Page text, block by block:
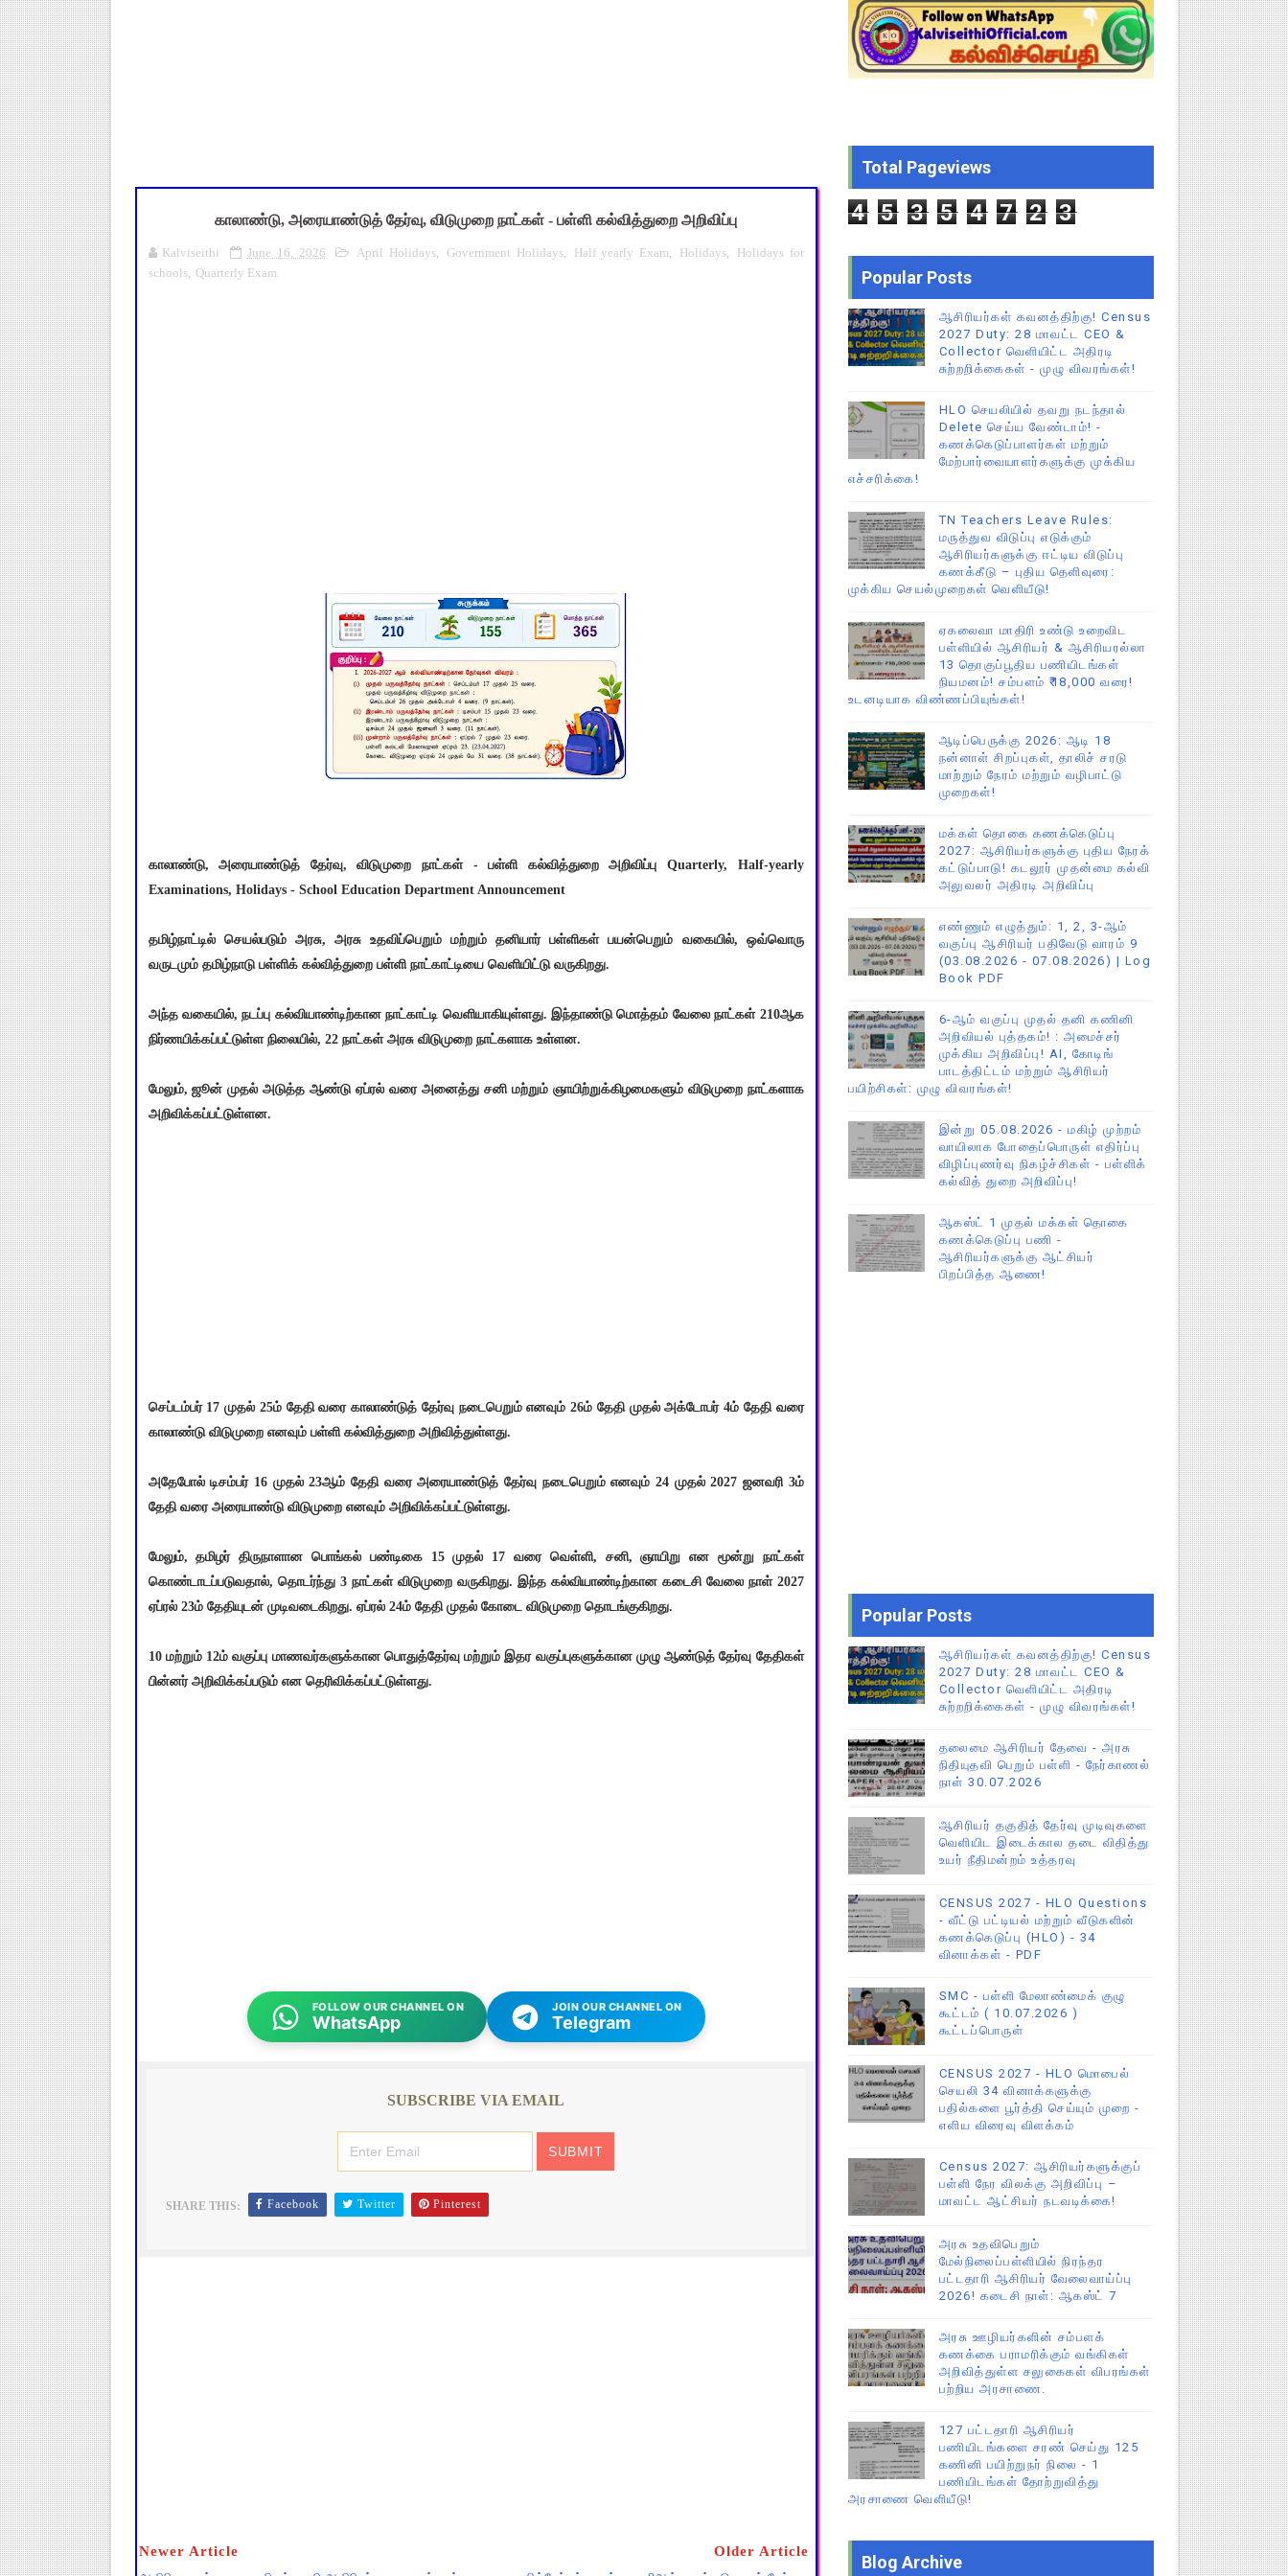
TET வழக்கு: மதுரை உயர்நீதிமன்றக் கிளை முக்கிய உத்தரவு! 8 வாரங்களில் முடிவெடுக்க அரசுக்கு ஆணையிடு!
அரசு ஊழியர்கள் கவனத்திற்கு: ஓய்வுக்குப் பிறகும் சாதி சான்றிதழ் உண்மைத் தன்மை ரத்தாகுமா? உயர் நீதிமன்ற முழு அமர்வு தீர்ப்பு விவரங்கள்!
அரசுப் பள்ளியில் கழிவறை கதவைத் திறந்த 9 மாணவர்களுக்கு மின்சாரத் தாக்குதல் – தலைமை ஆசிரியை சஸ்பெண்ட்!
காலாண்டு, அரையாண்டுத் தேர்வு, விடுமுறை நாட்கள் - பள்ளி கல்வித்துறை அறிவிப்பு
Kalviseithi June 16, 2026 April Holidays, Government Holidays, Half yearly Exam, Holidays,
Holidays for
schools, Quarterly Exam
காலாண்டு, அரையாண்டுத் தேர்வு, விடுமுறை நாட்கள் - பள்ளி கல்வித்துறை அறிவிப்பு Quarterly, Half-yearly
Examinations, Holidays - School Education Department Announcement
தமிழ்நாட்டில் செயல்படும் அரசு, அரசு உதவிப்பெறும் மற்றும் தனியார் பள்ளிகள் பயன்பெறும் வகையில், ஒவ்வொரு
வருடமும் தமிழ்நாடு பள்ளிக் கல்வித்துறை பள்ளி நாட்காட்டியை வெளியிட்டு வருகிறது.
அந்த வகையில், நடப்பு கல்வியாண்டிற்கான நாட்காட்டி வெளியாகியுள்ளது. இந்தாண்டு மொத்தம் வேலை நாட்கள் 210ஆக
நிர்ணயிக்கப்பட்டுள்ள நிலையில், 22 நாட்கள் அரசு விடுமுறை நாட்களாக உள்ளன.
மேலும், ஜூன் முதல் அடுத்த ஆண்டு ஏப்ரல் வரை அனைத்து சனி மற்றும் ஞாயிற்றுக்கிழமைகளும் விடுமுறை நாட்களாக
அறிவிக்கப்பட்டுள்ளன.
செப்டம்பர் 17 முதல் 25ம் தேதி வரை காலாண்டுத் தேர்வு நடைபெறும் எனவும் 26ம் தேதி முதல் அக்டோபர் 4ம் தேதி வரை
காலாண்டு விடுமுறை எனவும் பள்ளி கல்வித்துறை அறிவித்துள்ளது.
அதேபோல் டிசம்பர் 16 முதல் 23ஆம் தேதி வரை அரையாண்டுத் தேர்வு நடைபெறும் எனவும் 24 முதல் 2027 ஜனவரி 3ம்
தேதி வரை அரையாண்டு விடுமுறை எனவும் அறிவிக்கப்பட்டுள்ளது.
மேலும், தமிழர் திருநாளான பொங்கல் பண்டிகை 15 முதல் 17 வரை வெள்ளி, சனி, ஞாயிறு என மூன்று நாட்கள்
கொண்டாடப்படுவதால், தொடர்ந்து 3 நாட்கள் விடுமுறை வருகிறது. இந்த கல்வியாண்டிற்கான கடைசி வேலை நாள் 2027
ஏப்ரல் 23ம் தேதியுடன் முடிவடைகிறது. ஏப்ரல் 24ம் தேதி முதல் கோடை விடுமுறை தொடங்குகிறது.
10 மற்றும் 12ம் வகுப்பு மாணவர்களுக்கான பொதுத்தேர்வு மற்றும் இதர வகுப்புகளுக்கான முழு ஆண்டுத் தேர்வு தேதிகள்
பின்னர் அறிவிக்கப்படும் என தெரிவிக்கப்பட்டுள்ளது.
FOLLOW OUR CHANNEL ON
WhatsApp
JOIN OUR CHANNEL ON
Telegram
SUBSCRIBE VIA EMAIL
SHARE THIS: Facebook Twitter Pinterest
Newer Article Older Article
Total Pageviews
4 5 3 5 4 7 2 3
Popular Posts
ஆசிரியர்கள் கவனத்திற்கு! Census
2027 Duty: 28 மாவட்ட CEO &
Collector வெளியிட்ட அதிரடி
சுற்றறிக்கைகள் - முழு விவரங்கள்!
HLO செயலியில் தவறு நடந்தால்
Delete செய்ய வேண்டாம்! -
கணக்கெடுப்பாளர்கள் மற்றும்
மேற்பார்வையாளர்களுக்கு முக்கிய
எச்சரிக்கை!
TN Teachers Leave Rules:
மருத்துவ விடுப்பு எடுக்கும்
ஆசிரியர்களுக்கு ஈட்டிய விடுப்பு
கணக்கீடு – புதிய தெளிவுரை:
முக்கிய செயல்முறைகள் வெளியீடு!
ஏகலைவா மாதிரி உண்டு உறைவிட
பள்ளியில் ஆசிரியர் & ஆசிரியரல்லா
13 தொகுப்பூதிய பணியிடங்கள்
நியமனம்! சம்பளம் ₹18,000 வரை!
உடனடியாக விண்ணப்பியுங்கள்!
ஆடிப்பெருக்கு 2026: ஆடி 18
நன்னாள் சிறப்புகள், தாலிச் சரடு
மாற்றும் நேரம் மற்றும் வழிபாட்டு
முறைகள்!
மக்கள் தொகை கணக்கெடுப்பு
2027: ஆசிரியர்களுக்கு புதிய நேரக்
கட்டுப்பாடு! கடலூர் முதன்மை கல்வி
அலுவலர் அதிரடி அறிவிப்பு
எண்ணும் எழுத்தும்: 1, 2, 3-ஆம்
வகுப்பு ஆசிரியர் பதிவேடு வாரம் 9
(03.08.2026 - 07.08.2026) | Log
Book PDF
6-ஆம் வகுப்பு முதல் தனி கணினி
அறிவியல் புத்தகம்! : அமைச்சர்
முக்கிய அறிவிப்பு! AI, கோடிங்
பாடத்திட்டம் மற்றும் ஆசிரியர்
பயிற்சிகள்: முழு விவரங்கள்!
இன்று 05.08.2026 - மகிழ் முற்றம்
வாயிலாக போதைப்பொருள் எதிர்ப்பு
விழிப்புணர்வு நிகழ்ச்சிகள் - பள்ளிக்
கல்வித் துறை அறிவிப்பு!
ஆகஸ்ட் 1 முதல் மக்கள் தொகை
கணக்கெடுப்பு பணி -
ஆசிரியர்களுக்கு ஆட்சியர்
பிறப்பித்த ஆணை!
Popular Posts
ஆசிரியர்கள் கவனத்திற்கு! Census
2027 Duty: 28 மாவட்ட CEO &
Collector வெளியிட்ட அதிரடி
சுற்றறிக்கைகள் - முழு விவரங்கள்!
தலைமை ஆசிரியர் தேவை - அரசு
நிதியுதவி பெறும் பள்ளி - நேர்காணல்
நாள் 30.07.2026
ஆசிரியர் தகுதித் தேர்வு முடிவுகளை
வெளியிட இடைக்கால தடை விதித்து
உயர் நீதிமன்றம் உத்தரவு
CENSUS 2027 - HLO Questions
- வீட்டு பட்டியல் மற்றும் வீடுகளின்
கணக்கெடுப்பு (HLO) - 34
வினாக்கள் - PDF
SMC - பள்ளி மேலாண்மைக் குழு
கூட்டம் ( 10.07.2026 )
கூட்டப்பொருள்
CENSUS 2027 - HLO மொபைல்
செயலி 34 வினாக்களுக்கு
பதில்களை பூர்த்தி செய்யும் முறை -
எளிய விரைவு விளக்கம்
Census 2027: ஆசிரியர்களுக்குப்
பள்ளி நேர விலக்கு அறிவிப்பு –
மாவட்ட ஆட்சியர் நடவடிக்கை!
அரசு உதவிபெறும்
மேல்நிலைப்பள்ளியில் நிரந்தர
பட்டதாரி ஆசிரியர் வேலைவாய்ப்பு
2026! கடைசி நாள்: ஆகஸ்ட் 7
அரசு ஊழியர்களின் சம்பளக்
கணக்கை பராமரிக்கும் வங்கிகள்
அறிவித்துள்ள சலுகைகள் விபரங்கள்
பற்றிய அரசாணை.
127 பட்டதாரி ஆசிரியர்
பணியிடங்களை சரண் செய்து 125
கணினி பயிற்றுநர் நிலை - 1
பணியிடங்கள் தோற்றுவித்து
அரசாணை வெளியீடு!
Blog Archive